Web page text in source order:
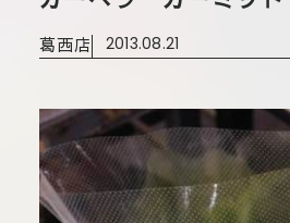
葛西店 2013.08.21
大田本店
大田新店
葛西店
板橋店
川崎加工部